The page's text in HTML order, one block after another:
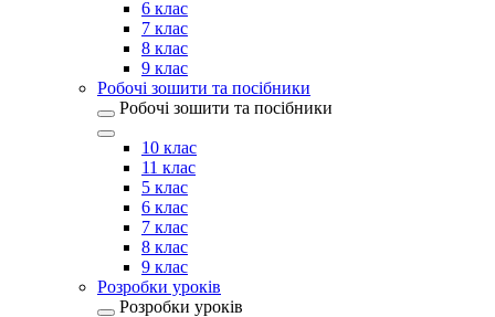
6 клас
7 клас
8 клас
9 клас
Робочі зошити та посібники
Робочі зошити та посібники
10 клас
11 клас
5 клас
6 клас
7 клас
8 клас
9 клас
Розробки уроків
Розробки уроків